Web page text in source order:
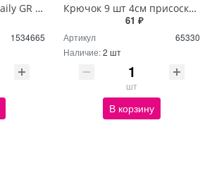
Коврик 1,3х15 м Graily GR 1241B-130
1534665
Крючок 9 шт 4см присоска-вакуум NA1054
61 ₽
Артикул
65330
Наличие:2 шт
шт
В корзину